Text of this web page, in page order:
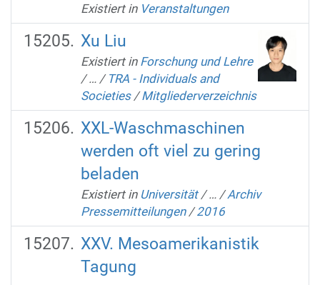
Existiert in Veranstaltungen
Xu Liu
Existiert in Forschung und Lehre
/… / TRA - Individuals and
Societies /Mitgliederverzeichnis
XXL-Waschmaschinen
werden oft viel zu gering
beladen
Existiert in Universität /… /Archiv
Pressemitteilungen /2016
XXV. Mesoamerikanistik
Tagung